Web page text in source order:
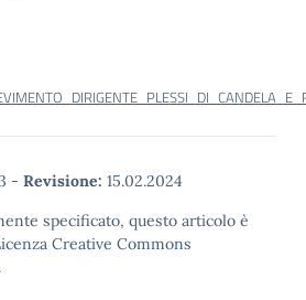
- Revisione: 15.02.2024
specificato, questo articolo è
Creative Commons